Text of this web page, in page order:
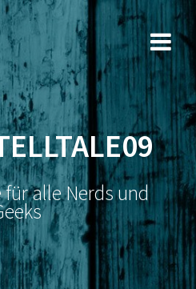
Zum
Inhalt
springen
alle Nerds und